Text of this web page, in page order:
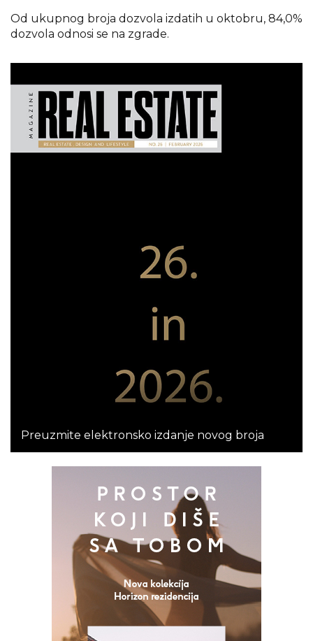
Od ukupnog broja dozvola izdatih u oktobru, 84,0%
dozvola odnosi se na zgrade.
Preuzmite elektronsko izdanje novog broja